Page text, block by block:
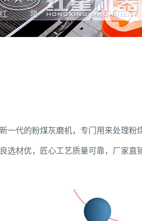
代的粉煤灰磨机，专门用来处理粉
选材优，匠心工艺质量可靠，厂家直